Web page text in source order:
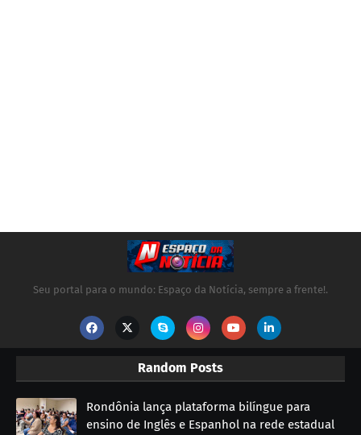
Seu portal para o mundo: Espaço da Notícia, sempre a frente!.
Random Posts
Rondônia lança plataforma bilíngue para
ensino de Inglês e Espanhol na rede estadual